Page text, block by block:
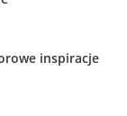
inspiracje